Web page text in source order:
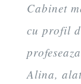
Cabinet
cu profil
Alina,